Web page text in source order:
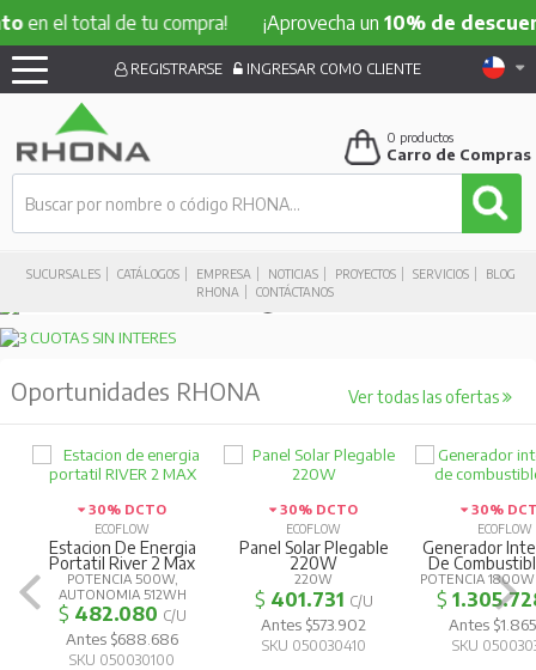
el total de tu compra! ¡Aprovecha un 10% de
SUCURSALES CATÁLOGOS EMPRESA NOTICIAS PROYECTOS SERVICIOS
BLOG
RHONA
CONTÁCTANOS
REGISTRARSE INGRESAR COMO CLIENTE
0 productos
Carro de Compras
Oportunidades RHONA Ver todas las ofertas
30% DCTO
ECOFLOW
Estacion De Energia
Portatil River 2 Max
POTENCIA 500W,
AUTONOMIA 512WH
$ 482.080 C/U
Antes $688.686
SKU 050030100
30% DCTO
ECOFLOW
Panel Solar Plegable
220W
220W
$ 401.731 C/U
Antes $573.902
SKU 050030410
30%
ECOFLOW
Generador
De
POTENCIA
$
Antes
SKU